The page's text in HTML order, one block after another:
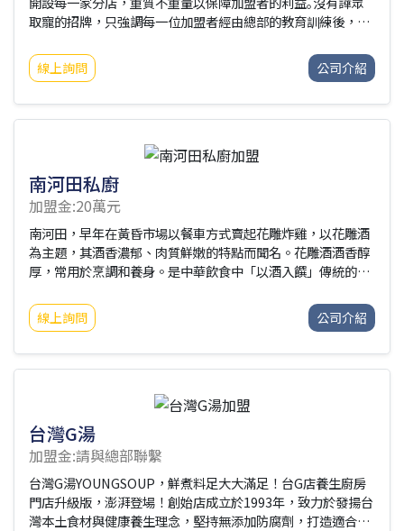
取寵的招牌，只強調每一位加盟者經由總部的教育訓練後，為
作為價格區別。更是第一家，也是唯一的一家投保產品責任險
的粥品連鎖品牌，展現誠信負責的態度！
線上詢問 公司介紹
南河田私廚
加盟金:20萬元
南河田，早年在黃昏市場以餐車方式賣起花雕炸雞，以花雕酒
為主題，其酒香濃郁、肉質鮮嫩的特點而聞名。花雕酒酒香醇
厚，常用於烹調和養身。是中華飲食中「以酒入饌」傳統的典
檔宴客菜，在歷經文化的演變，進而衍生現代新創「花雕香酥
雞」，古法新作，一遍香如一遍。※本公司附有炸雞餐車加盟,
線上詢問 公司介紹
台灣G湯
加盟金:請與總部聯繫
台灣G湯YOUNGSOUP，鮮煮料足大大滿足！台G店養生廚房
門店升級版，澎湃登場！創始店成立於1993年，致力於發揚台
灣本土食材與健康養生理念，堅持無添加防腐劑，打造適合全